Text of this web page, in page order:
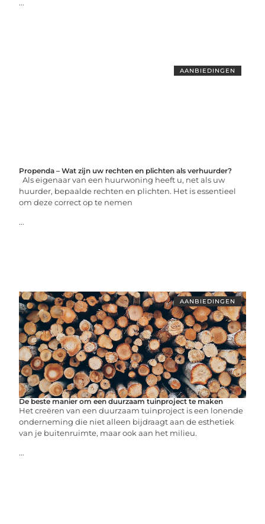
...
AANBIEDINGEN
Propenda – Wat zijn uw rechten en plichten als verhuurder?
Als eigenaar van een huurwoning heeft u, net als uw
huurder, bepaalde rechten en plichten. Het is essentieel
om deze correct op te nemen
...
AANBIEDINGEN
De beste manier om een duurzaam tuinproject te maken
Het creëren van een duurzaam tuinproject is een lonende
onderneming die niet alleen bijdraagt aan de esthetiek
van je buitenruimte, maar ook aan het milieu.
...